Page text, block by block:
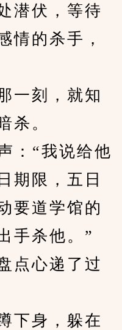
潜伏，等待
情的杀手，
刻，就知
杀。
“我说给他
期限，五日
要道学馆的
手杀他。”
心递了过
身，躲在